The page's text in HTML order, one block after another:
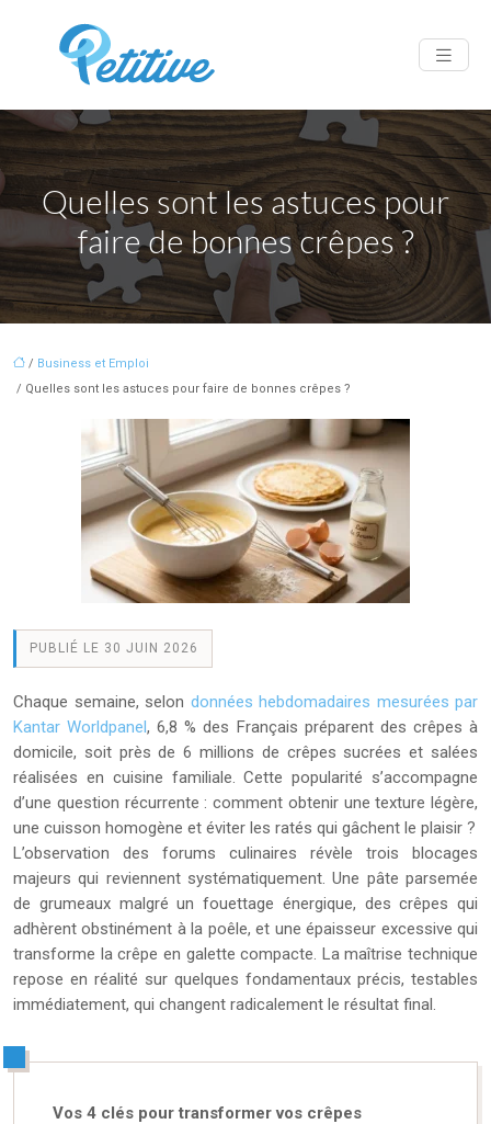
Quelles sont les astuces pour
faire de bonnes crêpes ?
/ Business et Emploi
/ Quelles sont les astuces pour faire de bonnes crêpes ?
PUBLIÉ LE 30 JUIN 2026
Chaque semaine, selon données hebdomadaires mesurées par
Kantar Worldpanel, 6,8 % des Français préparent des crêpes à
domicile, soit près de 6 millions de crêpes sucrées et salées
réalisées en cuisine familiale. Cette popularité s’accompagne
d’une question récurrente : comment obtenir une texture légère,
une cuisson homogène et éviter les ratés qui gâchent le plaisir ?
L’observation des forums culinaires révèle trois blocages
majeurs qui reviennent systématiquement. Une pâte parsemée
de grumeaux malgré un fouettage énergique, des crêpes qui
adhèrent obstinément à la poêle, et une épaisseur excessive qui
transforme la crêpe en galette compacte. La maîtrise technique
repose en réalité sur quelques fondamentaux précis, testables
immédiatement, qui changent radicalement le résultat final.
Vos 4 clés pour transformer vos crêpes